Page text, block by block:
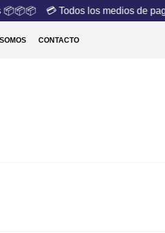
📦📦📦 💳 Todos los medios de
CONTACTO